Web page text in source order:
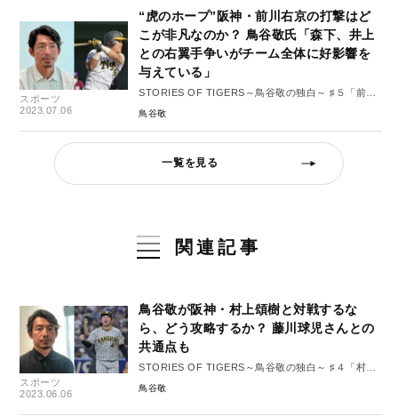
スポーツ
2023.07.06
“虎のホープ”阪神・前川右京の打撃はど
こが非凡なのか？ 鳥谷敬氏「森下、井上
との右翼手争いがチーム全体に好影響を
与えている」
STORIES OF TIGERS～鳥谷敬の独白～ ♯５「前川
右京選手の可能性」
鳥谷敬
一覧を見る
関連記事
スポーツ
2023.06.06
鳥谷敬が阪神・村上頌樹と対戦するな
ら、どう攻略するか？ 藤川球児さんとの
共通点も
STORIES OF TIGERS～鳥谷敬の独白～ ♯４「村上
頌樹投手の攻略法」
鳥谷敬